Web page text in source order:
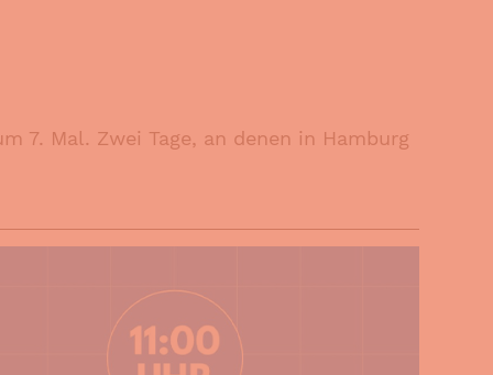
7. Mal. Zwei Tage, an denen in Hamburg